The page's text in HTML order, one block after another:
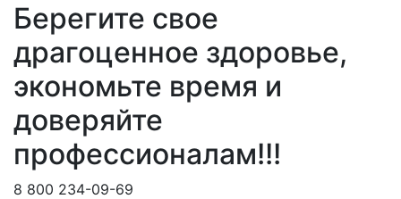
Берегите свое
драгоценное здоровье,
экономьте время и
доверяйте
профессионалам!!!
8 800 234-09-69